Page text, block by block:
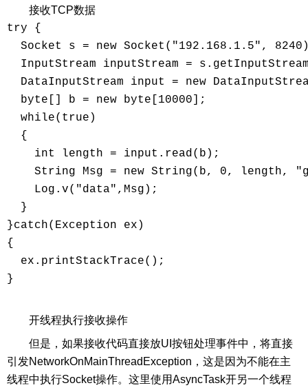
接收TCP数据
try {
Socket s = new Socket("192.168.1.5",
InputStream inputStream =
DataInputStream input = new
  byte[] b = new byte[10000];
  while(true)
  {
    int length = input.read(b);
String Msg = new String(b, 0, length,
    Log.v("data",Msg);
  }
}catch(Exception ex)
{
  ex.printStackTrace();
}
开线程执行接收操作
但是，如果接收代码直接放UI按钮处理事件中，将直接
引发NetworkOnMainThreadException，这是因为不能在主
线程中执行Socket操作。这里使用AsyncTask开另一个线程